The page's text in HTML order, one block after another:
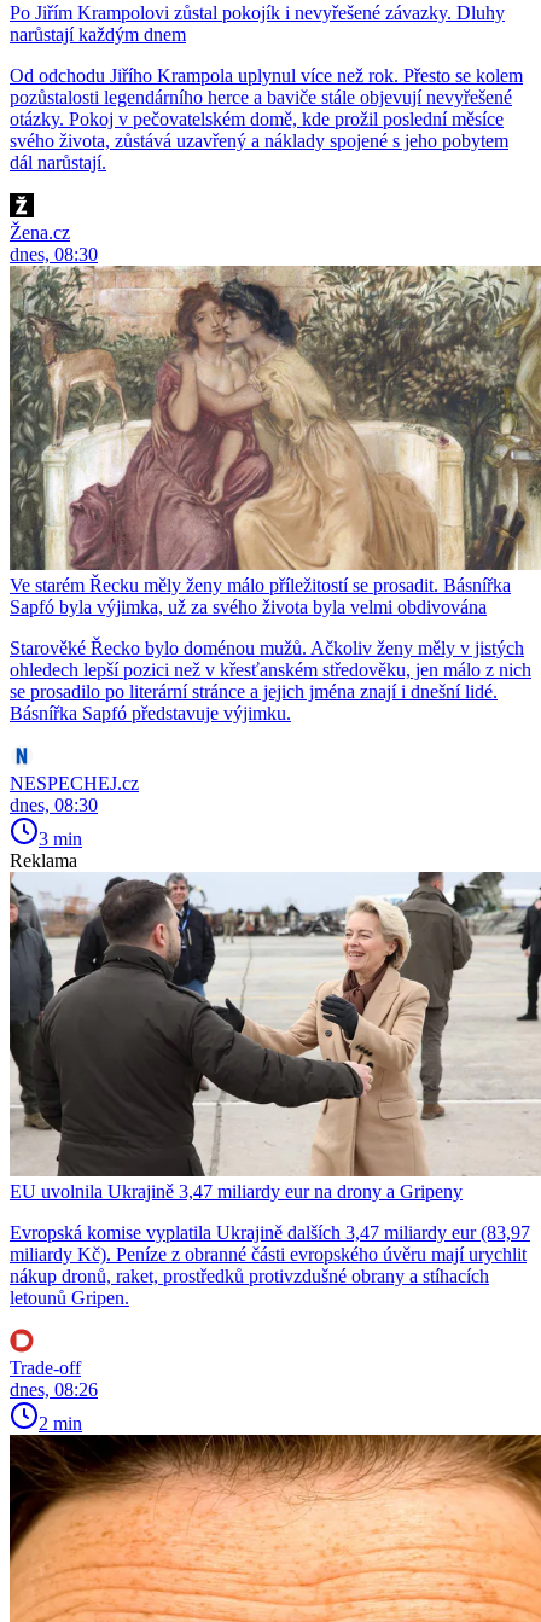
Po Jiřím Krampolovi zůstal pokojík i nevyřešené závazky. Dluhy
narůstají každým dnem
Od odchodu Jiřího Krampola uplynul více než rok. Přesto se kolem
pozůstalosti legendárního herce a baviče stále objevují nevyřešené
otázky. Pokoj v pečovatelském domě, kde prožil poslední měsíce
svého života, zůstává uzavřený a náklady spojené s jeho pobytem
dál narůstají.
Žena.cz
dnes, 08:30
Ve starém Řecku měly ženy málo příležitostí se prosadit. Básnířka
Sapfó byla výjimka, už za svého života byla velmi obdivována
Starověké Řecko bylo doménou mužů. Ačkoliv ženy měly v jistých
ohledech lepší pozici než v křesťanském středověku, jen málo z nich
se prosadilo po literární stránce a jejich jména znají i dnešní lidé.
Básnířka Sapfó představuje výjimku.
NESPECHEJ.cz
dnes, 08:30
3 min
Reklama
EU uvolnila Ukrajině 3,47 miliardy eur na drony a Gripeny
Evropská komise vyplatila Ukrajině dalších 3,47 miliardy eur (83,97
miliardy Kč). Peníze z obranné části evropského úvěru mají urychlit
nákup dronů, raket, prostředků protivzdušné obrany a stíhacích
letounů Gripen.
Trade-off
dnes, 08:26
2 min